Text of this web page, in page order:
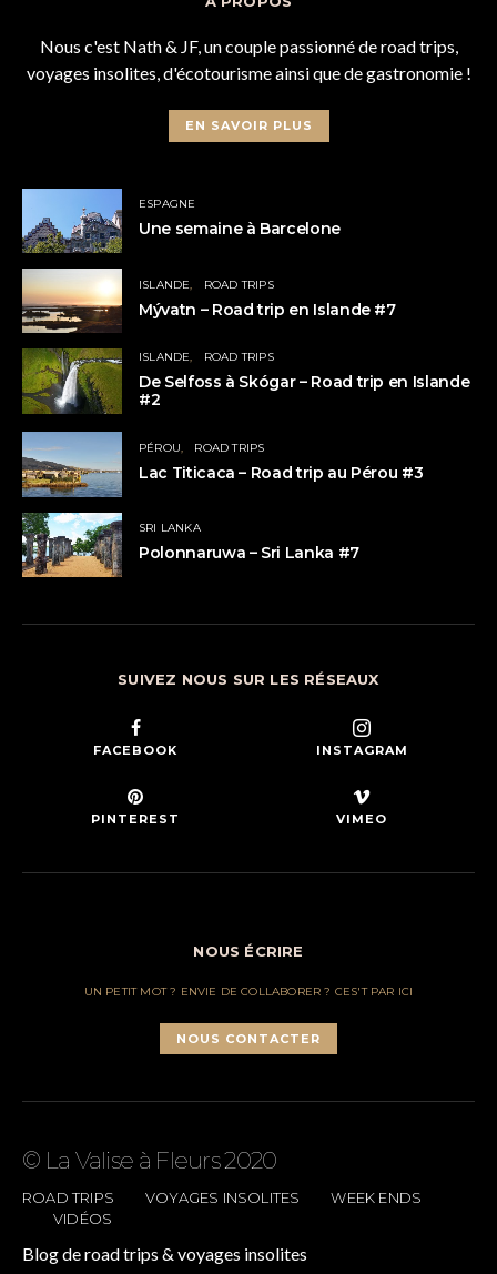
Nous c'est Nath & JF, un couple passionné de road trips,
voyages insolites, d'écotourisme ainsi que de gastronomie !
EN SAVOIR PLUS
ESPAGNE
Une semaine à Barcelone
ISLANDE ROAD TRIPS
Mývatn – Road trip en Islande #7
ISLANDE ROAD TRIPS
De Selfoss à Skógar – Road trip en Islande
#2
PÉROU ROAD TRIPS
Lac Titicaca – Road trip au Pérou #3
SRI LANKA
Polonnaruwa – Sri Lanka #7
SUIVEZ NOUS SUR LES RÉSEAUX
FACEBOOK INSTAGRAM
PINTEREST VIMEO
NOUS ÉCRIRE
UN PETIT MOT ? ENVIE DE COLLABORER ? CES'T PAR ICI
NOUS CONTACTER
© La Valise à Fleurs 2020
ROAD TRIPS VOYAGES INSOLITES
WEEK ENDS
VIDÉOS
Blog de road trips & voyages insolites